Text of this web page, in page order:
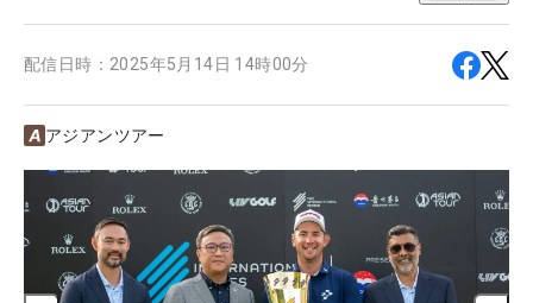
配信日時： 2025年5月14日 14時00分
アジアンツアー